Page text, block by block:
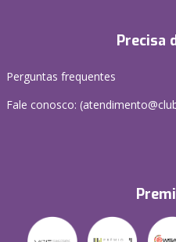
Precisa
Perguntas frequentes
Fale conosco: